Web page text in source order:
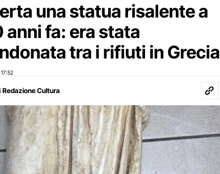
una statua risalente a
fa: era stata
tra i rifiuti in Grecia
17:52
Redazione Cultura